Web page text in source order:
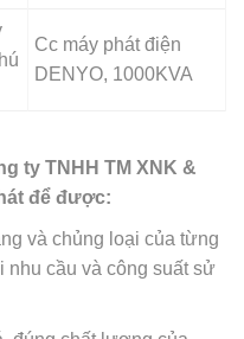
Cc máy phát điện
DENYO, 1000KVA
ty TNHH TM XNK &
để được:
và chủng loại của từng
nhu cầu và công suất sử